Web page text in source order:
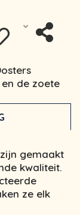
de zoete
gemaakt
kwaliteit.
ze elk